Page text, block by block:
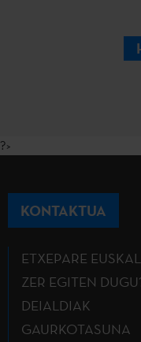
?>
KONTAKTUA
ETXEPARE
ZER EGITEN
DEIALDIAK
GAURKOTASUNA